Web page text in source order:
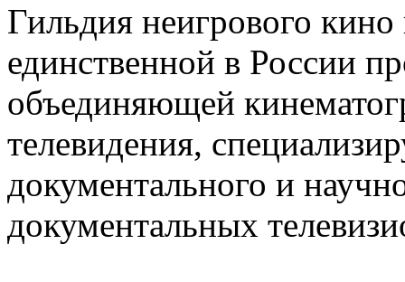
Гильдия неигрового кино
единственной в России
объединяющей
телевидения,
документального и
документальных